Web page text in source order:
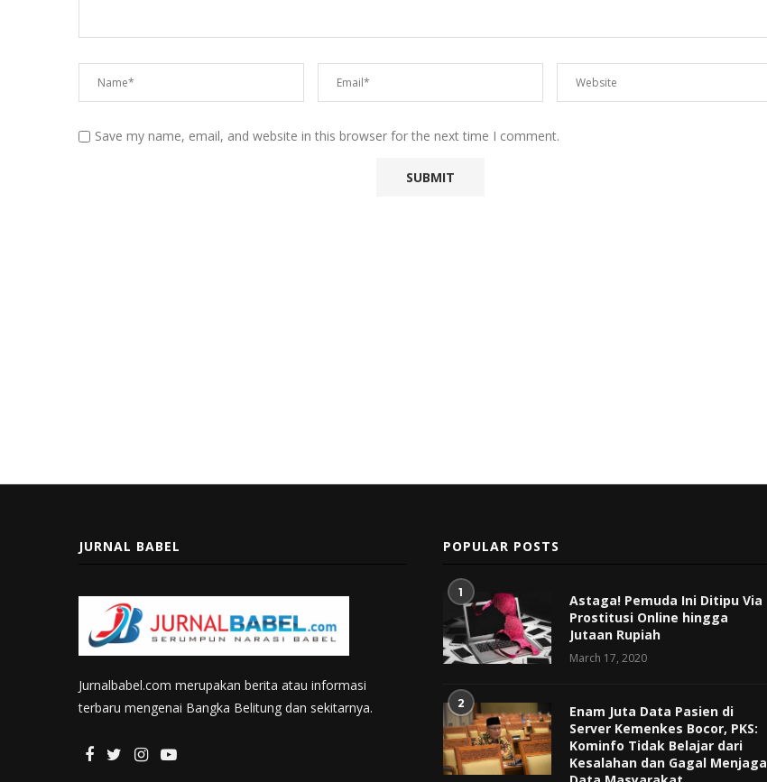
Save my name, email, and website in this browser for the next time I comment.
JURNAL BABEL
Jurnalbabel.com merupakan berita atau informasi
terbaru mengenai Bangka Belitung dan sekitarnya.
POPULAR POSTS
1
Astaga! Pemuda Ini Ditipu Via
Prostitusi Online hingga
Jutaan Rupiah
March 17, 2020
2
Enam Juta Data Pasien di
Server Kemenkes Bocor, PKS:
Kominfo Tidak Belajar dari
Kesalahan dan Gagal Menjaga